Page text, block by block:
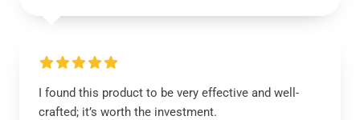
I found this product to be very effective and well-
crafted; it’s worth the investment.